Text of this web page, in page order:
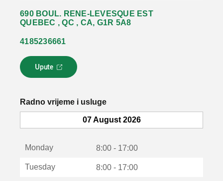
690 BOUL. RENE-LEVESQUE EST
QUEBEC , QC , CA, G1R 5A8
4185236661
Upute
L
i
k
o
Radno vrijeme i usluge
07 August 2026
Monday 8:00 - 17:00
Tuesday 8:00 - 17:00